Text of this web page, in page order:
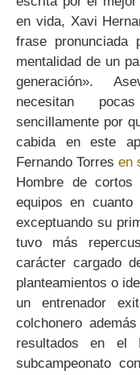
en vida, Xavi
frase pronunciada
mentalidad de un
generación».
necesitan
sencillamente por
cabida en este
Fernando Torres en
Hombre de
equipos en
exceptuando su
tuvo más
carácter cargado
planteamientos o
un entrenador
colchonero
resultados en el
subcampeonato